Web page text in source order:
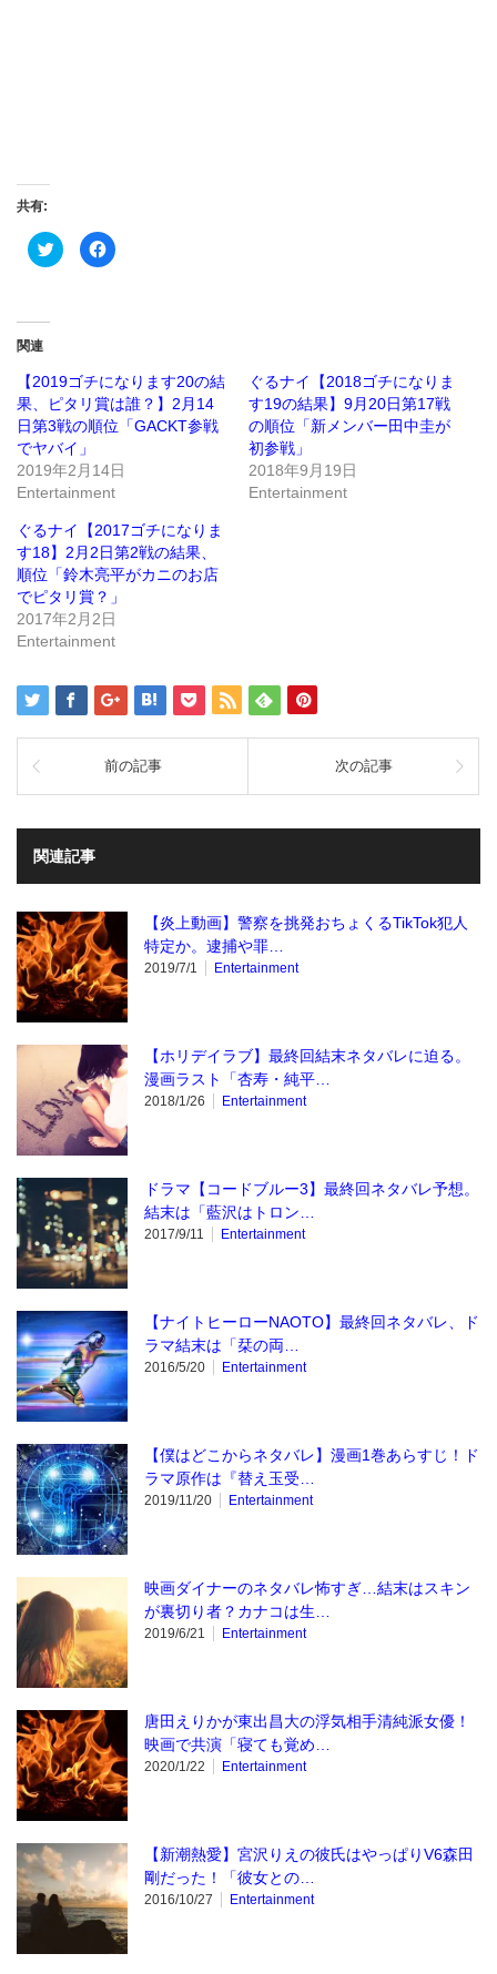
共有:
ク
リ
(新
し
い
ウ
ィ
ン
ド
ウ
で
開
ま
す)
Facebook
で
ッ
ク
し
て
く
さ
い
(新
し
ウ
ィ
ン
ド
ウ
で
開
き
ま
す)
関連
【2019ゴチになります20の結
果、ピタリ賞は誰？】2月14
日第3戦の順位「GACKT参戦
でヤバイ」
2019年2月14日
Entertainment
ぐるナイ【2018ゴチになりま
す19の結果】9月20日第17戦
の順位「新メンバー田中圭が
初参戦」
2018年9月19日
Entertainment
ぐるナイ【2017ゴチになりま
す18】2月2日第2戦の結果、
順位「鈴木亮平がカニのお店
でピタリ賞？」
2017年2月2日
Entertainment
前の記事 次の記事
関連記事
【炎上動画】警察を挑発おちょくるTikTok犯人
特定か。逮捕や罪…
2019/7/1 Entertainment
【ホリデイラブ】最終回結末ネタバレに迫る。
漫画ラスト「杏寿・純平…
2018/1/26 Entertainment
ドラマ【コードブルー3】最終回ネタバレ予想。
結末は「藍沢はトロン…
2017/9/11 Entertainment
【ナイトヒーローNAOTO】最終回ネタバレ、ド
ラマ結末は「栞の両…
2016/5/20 Entertainment
【僕はどこからネタバレ】漫画1巻あらすじ！ド
ラマ原作は『替え玉受…
2019/11/20 Entertainment
映画ダイナーのネタバレ怖すぎ…結末はスキン
が裏切り者？カナコは生…
2019/6/21 Entertainment
唐田えりかが東出昌大の浮気相手清純派女優！
映画で共演「寝ても覚め…
2020/1/22 Entertainment
【新潮熱愛】宮沢りえの彼氏はやっぱりV6森田
剛だった！「彼女との…
2016/10/27 Entertainment